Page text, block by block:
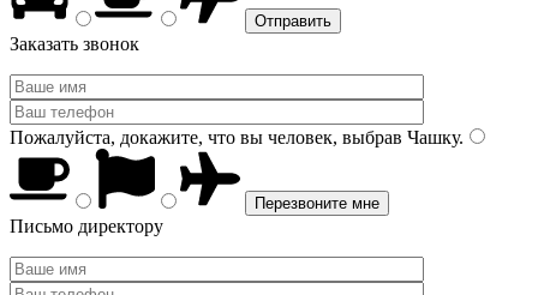
Заказать звонок
Пожалуйста, докажите, что вы человек, выбрав Чашку.
Письмо директору